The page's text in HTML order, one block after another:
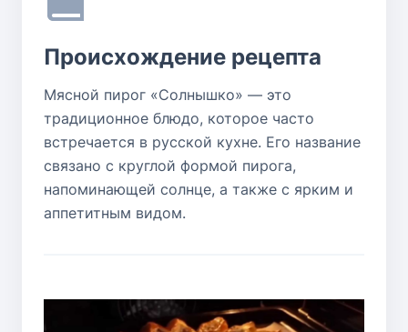
Происхождение рецепта
Мясной пирог «Солнышко» — это
традиционное блюдо, которое часто
встречается в русской кухне. Его название
связано с круглой формой пирога,
напоминающей солнце, а также с ярким и
аппетитным видом.